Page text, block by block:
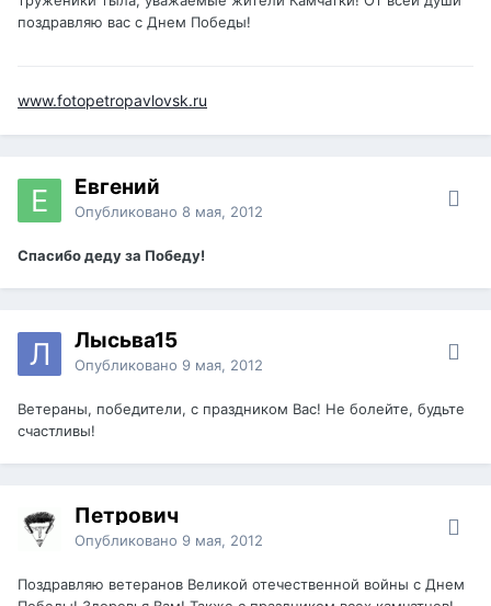
поздравляю вас с Днем Победы!
www.fotopetropavlovsk.ru
Евгений
Опубликовано 8 мая, 2012
Спасибо деду за Победу!
Лысьва15
Опубликовано 9 мая, 2012
Ветераны, победители, с праздником Вас! Не болейте, будьте
счастливы!
Петрович
Опубликовано 9 мая, 2012
Поздравляю ветеранов Великой отечественной войны с Днем